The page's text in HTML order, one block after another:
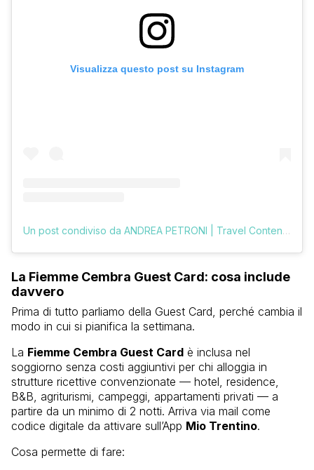
Visualizza questo post su Instagram
Un post condiviso da ANDREA PETRONI | Travel Content Creator (@vologratis)
La Fiemme Cembra Guest Card: cosa include
davvero
Prima di tutto parliamo della Guest Card, perché cambia il
modo in cui si pianifica la settimana.
La Fiemme Cembra Guest Card è inclusa nel
soggiorno senza costi aggiuntivi per chi alloggia in
strutture ricettive convenzionate — hotel, residence,
B&B, agriturismi, campeggi, appartamenti privati — a
partire da un minimo di 2 notti. Arriva via mail come
codice digitale da attivare sull’App Mio Trentino.
Cosa permette di fare: